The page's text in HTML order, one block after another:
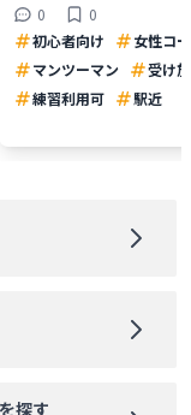
0
0
初心者向け
女性コ
マンツーマン
受け
練習利用可
駅近
を探す